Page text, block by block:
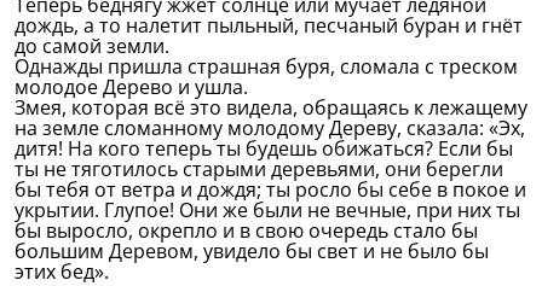
дождь, а то налетит пыльный, песчаный буран и гнёт
до самой земли.
Однажды пришла страшная буря, сломала с треском
молодое Дерево и ушла.
Змея, которая всё это видела, обращаясь к лежащему
на земле сломанному молодому Дереву, сказала: «Эх,
дитя! На кого теперь ты будешь обижаться? Если бы
ты не тяготилось старыми деревьями, они берегли
бы тебя от ветра и дождя; ты росло бы себе в покое и
укрытии. Глупое! Они же были не вечные, при них ты
бы выросло, окрепло и в свою очередь стало бы
большим Деревом, увидело бы свет и не было бы
этих бед».